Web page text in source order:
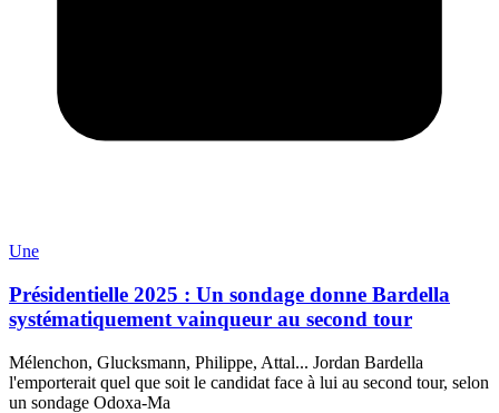
Une
Présidentielle 2025 : Un sondage donne Bardella
systématiquement vainqueur au second tour
Mélenchon, Glucksmann, Philippe, Attal... Jordan Bardella
l'emporterait quel que soit le candidat face à lui au second tour, selon
un sondage Odoxa-Ma